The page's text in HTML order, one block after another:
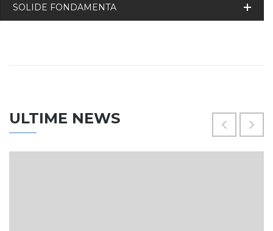
SOLIDE FONDAMENTA
ULTIME NEWS